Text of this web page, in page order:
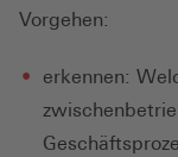
Vorgehen:
erkennen: